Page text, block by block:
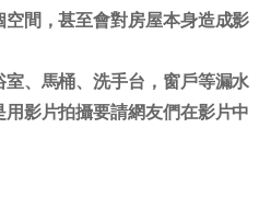
間，甚至會對房屋本身造成影
、馬桶、洗手台，窗戶等漏水
影片拍攝要請網友們在影片中